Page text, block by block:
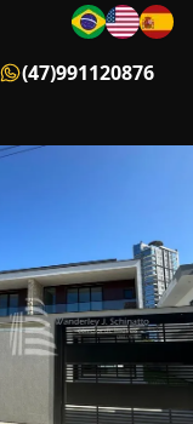
(47)991120876